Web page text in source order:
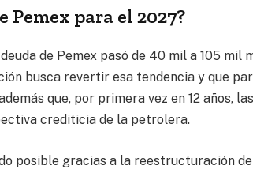
Pemex para el 2027?
de Pemex pasó de 40 mil a 105 mil
busca revertir esa tendencia y que
que, por primera vez en 12 años,
crediticia de la petrolera.
posible gracias a la reestructuración